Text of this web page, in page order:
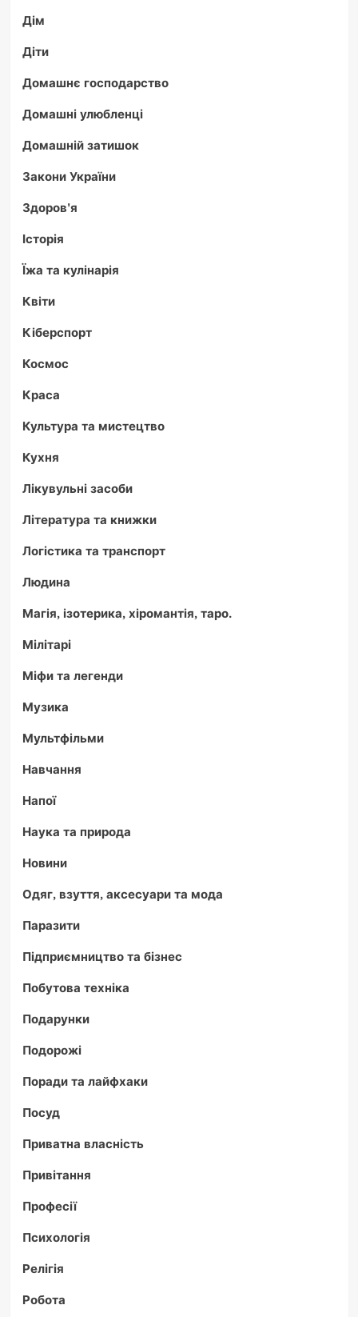
Дім
Діти
Домашнє господарство
Домашні улюбленці
Домашній затишок
Закони України
Здоров'я
Історія
Їжа та кулінарія
Квіти
Кіберспорт
Космос
Краса
Культура та мистецтво
Кухня
Лікувульні засоби
Література та книжки
Логістика та транспорт
Людина
Магія, ізотерика, хіромантія, таро.
Мілітарі
Міфи та легенди
Музика
Мультфільми
Навчання
Напої
Наука та природа
Новини
Одяг, взуття, аксесуари та мода
Паразити
Підприємництво та бізнес
Побутова техніка
Подарунки
Подорожі
Поради та лайфхаки
Посуд
Приватна власність
Привітання
Професії
Психологія
Релігія
Робота